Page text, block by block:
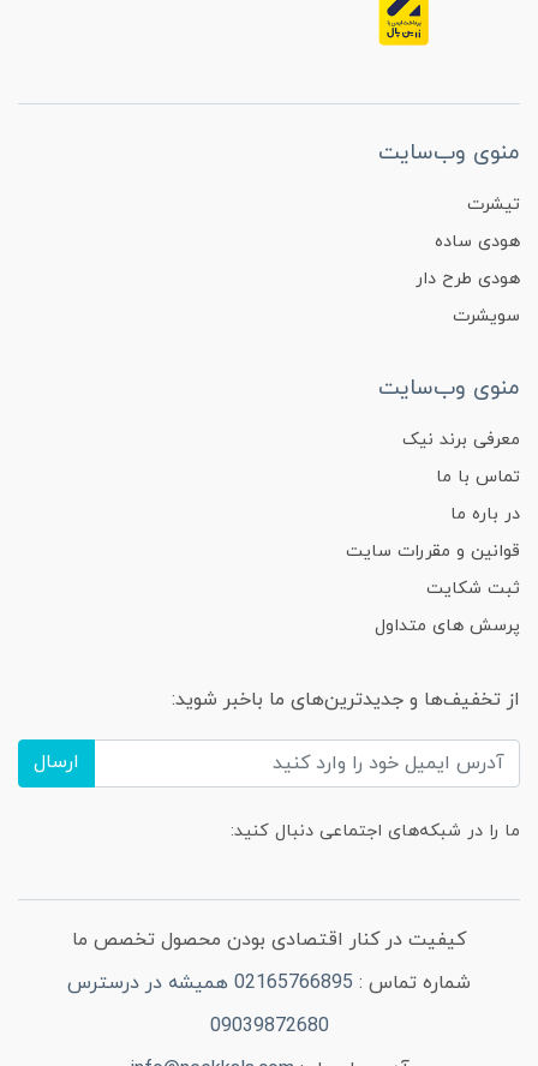
منوی وب‌سایت
تیشرت
هودی ساده
هودی طرح دار
سویشرت
منوی وب‌سایت
معرفی برند نیک
تماس با ما
در باره ما
قوانین و مقررات سایت
ثبت شکایت
پرسش های متداول
از تخفیف‌ها و جدیدترین‌های ما باخبر شوید:
ارسال
ما را در شبکه‌های اجتماعی دنبال کنید:
کیفیت در کنار اقتصادی بودن محصول تخصص ما
شماره تماس :
02165766895 همیشه در درسترس
09039872680